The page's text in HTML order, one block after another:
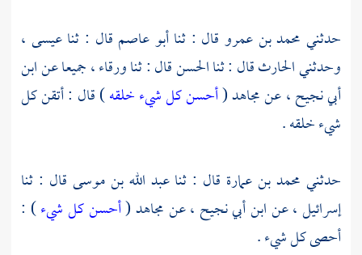
حدثني محمد بن عمرو قال : ثناأبو عاصم قال : ثناعيسى ،
وحدثنيالحارثقال : ثناالحسنقال : ثناورقاء ،جميعا عنابن
أبي نجيح ،عنمجاهد(أحسن كل شيء خلقه) قال : أتقن كل
شيء خلقه .
حدثني محمد بن عمارة قال : ثناعبد الله بن موسى قال : ثنا
إسرائيل ،عنابن أبي نجيح ،عنمجاهد(أحسن كل شيء) :
أحصى كل شيء .